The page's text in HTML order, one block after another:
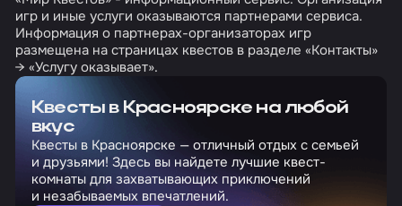
игр и иные услуги оказываются партнерами сервиса.
Информация о партнерах-организаторах игр
размещена на страницах квестов в разделе «Контакты»
→ «Услугу оказывает».
Квесты в Красноярске на любой
вкус
Квесты в Красноярске — отличный отдых с семьей
и друзьями! Здесь вы найдете лучшие квест-
комнаты для захватывающих приключений
и незабываемых впечатлений.